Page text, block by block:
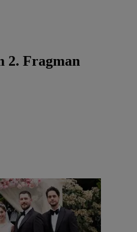
2. Fragman